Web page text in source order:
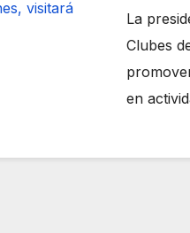
La
Clubes
en